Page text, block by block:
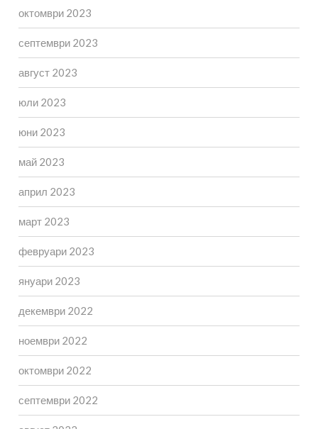
октомври 2023
септември 2023
август 2023
юли 2023
юни 2023
май 2023
април 2023
март 2023
февруари 2023
януари 2023
декември 2022
ноември 2022
октомври 2022
септември 2022